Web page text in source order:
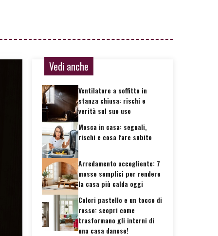
Vedi anche
Ventilatore a soffitto in
stanza chiusa: rischi e
verità sul suo uso
Mosca in casa: segnali,
rischi e cosa fare subito
Arredamento accogliente: 7
mosse semplici per rendere
la casa più calda oggi
Colori pastello e un tocco di
rosso: scopri come
trasformano gli interni di
una casa danese!